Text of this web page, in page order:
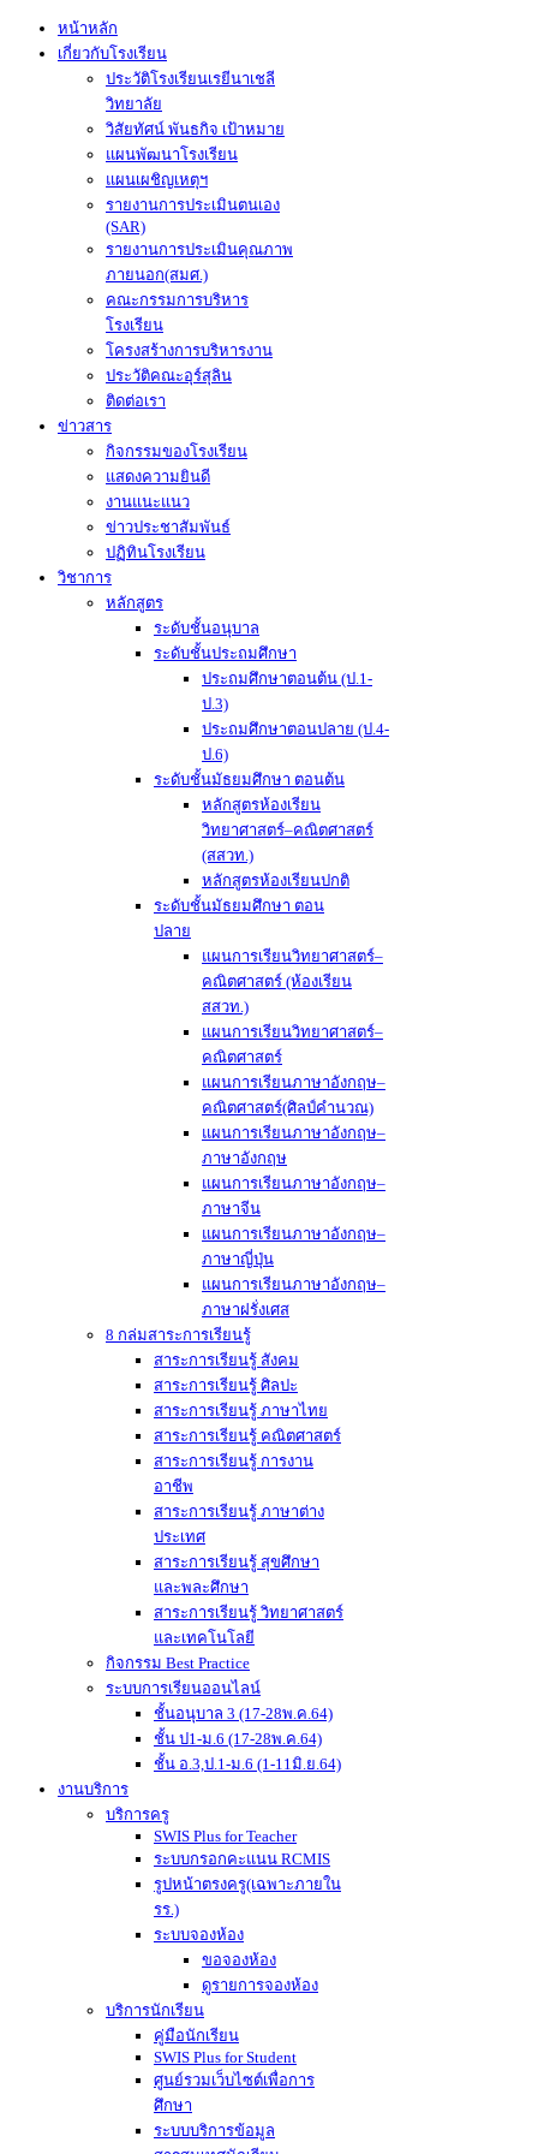
หน้าหลัก
เกี่ยวกับโรงเรียน
ประวัติโรงเรียนเรยีนาเชลี
วิทยาลัย
วิสัยทัศน์ พันธกิจ เป้าหมาย
แผนพัฒนาโรงเรียน
แผนเผชิญเหตุฯ
รายงานการประเมินตนเอง
(SAR)
รายงานการประเมินคุณภาพ
ภายนอก(สมศ.)
คณะกรรมการบริหาร
โรงเรียน
โครงสร้างการบริหารงาน
ประวัติคณะอุร์สุลิน
ติดต่อเรา
ข่าวสาร
กิจกรรมของโรงเรียน
แสดงความยินดี
งานแนะแนว
ข่าวประชาสัมพันธ์
ปฏิทินโรงเรียน
วิชาการ
หลักสูตร
ระดับชั้นอนุบาล
ระดับชั้นประถมศึกษา
ประถมศึกษาตอนต้น (ป.1-
ป.3)
ประถมศึกษาตอนปลาย (ป.4-
ป.6)
ระดับชั้นมัธยมศึกษา ตอนต้น
หลักสูตรห้องเรียน
วิทยาศาสตร์–คณิตศาสตร์
(สสวท.)
หลักสูตรห้องเรียนปกติ
ระดับชั้นมัธยมศึกษา ตอน
ปลาย
แผนการเรียนวิทยาศาสตร์–
คณิตศาสตร์ (ห้องเรียน
สสวท.)
แผนการเรียนวิทยาศาสตร์–
คณิตศาสตร์
แผนการเรียนภาษาอังกฤษ–
คณิตศาสตร์(ศิลป์คำนวณ)
แผนการเรียนภาษาอังกฤษ–
ภาษาอังกฤษ
แผนการเรียนภาษาอังกฤษ–
ภาษาจีน
แผนการเรียนภาษาอังกฤษ–
ภาษาญี่ปุ่น
แผนการเรียนภาษาอังกฤษ–
ภาษาฝรั่งเศส
8 กล่มสาระการเรียนรู้
สาระการเรียนรู้ สังคม
สาระการเรียนรู้ ศิลปะ
สาระการเรียนรู้ ภาษาไทย
สาระการเรียนรู้ คณิตศาสตร์
สาระการเรียนรู้ การงาน
อาชีพ
สาระการเรียนรู้ ภาษาต่าง
ประเทศ
สาระการเรียนรู้ สุขศึกษา
และพละศึกษา
สาระการเรียนรู้ วิทยาศาสตร์
และเทคโนโลยี
กิจกรรม Best Practice
ระบบการเรียนออนไลน์
ชั้นอนุบาล 3 (17-28พ.ค.64)
ชั้น ป1-ม.6 (17-28พ.ค.64)
ชั้น อ.3,ป.1-ม.6 (1-11มิ.ย.64)
งานบริการ
บริการครู
SWIS Plus for Teacher
ระบบกรอกคะแนน RCMIS
รูปหน้าตรงครู(เฉพาะภายใน
รร.)
ระบบจองห้อง
ขอจองห้อง
ดูรายการจองห้อง
บริการนักเรียน
คู่มือนักเรียน
SWIS Plus for Student
ศูนย์รวมเว็บไซต์เพื่อการ
ศึกษา
ระบบบริการข้อมูล